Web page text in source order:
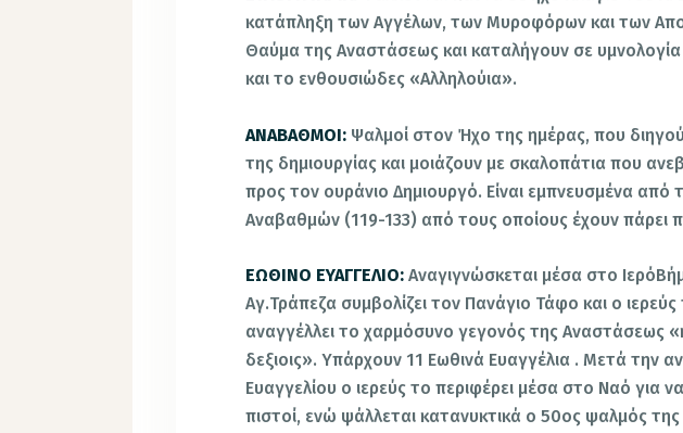
κατάπληξη των Αγγέλων, των Μυροφόρων και των
Θαύμα της Αναστάσεως και καταλήγουν σε υμνολογία
και το ενθουσιώδες «Αλληλούια».
ΑΝΑΒΑΘΜΟΙ: Ψαλμοί στον Ήχο της ημέρας, που
της δημιουργίας και μοιάζουν με σκαλοπάτια που
προς τον ουράνιο Δημιουργό. Είναι εμπνευσμένα
Αναβαθμών (119-133) από τους οποίους έχουν πάρει
ΕΩΘΙΝΟ ΕΥΑΓΓΕΛΙΟ: Αναγιγνώσκεται μέσα στο
Αγ.Τράπεζα συμβολίζει τον Πανάγιο Τάφο και ο
αναγγέλλει το χαρμόσυνο γεγονός της Αναστάσεως
δεξιοις». Υπάρχουν 11 Εωθινά Ευαγγέλια . Μετά την
Ευαγγελίου ο ιερεύς το περιφέρει μέσα στο Ναό για
πιστοί, ενώ ψάλλεται κατανυκτικά ο 50ος ψαλμός της